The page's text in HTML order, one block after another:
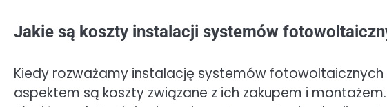
Jakie są koszty instalacji systemów
Kiedy rozważamy instalację systemów fotowoltaicznych
aspektem są koszty związane z ich zakupem i